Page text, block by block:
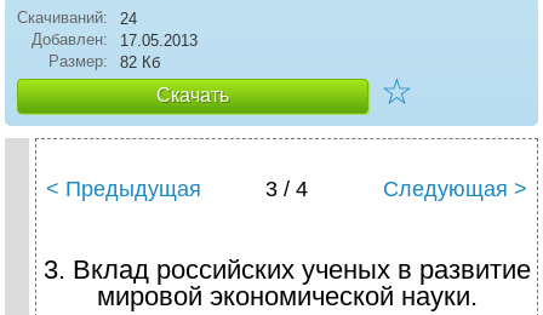
Скачиваний:
24
Добавлен:
17.05.2013
Размер:
82 Кб
Скачать ☆
< Предыдущая 3 / 4 Следующая >
3. Вклад российских ученых в развитие
мировой экономической науки.